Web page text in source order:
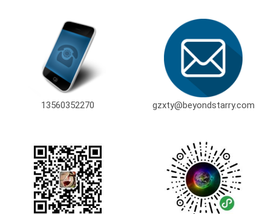
13560352270 gzxty@beyondstarry.com